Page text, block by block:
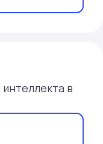
в